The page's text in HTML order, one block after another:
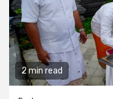
2 min read